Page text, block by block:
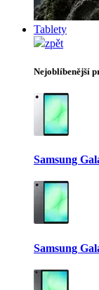
Tablety
zpět
Nejoblíbenější
Samsung
Samsung